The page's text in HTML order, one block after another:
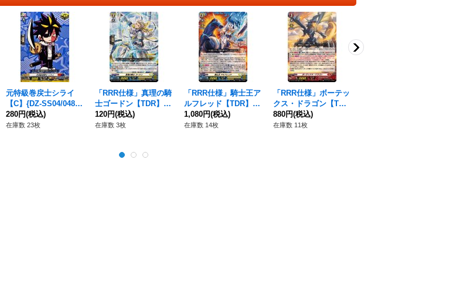
元特級巻戻士シライ
【C】{DZ-SS04/048}
《コロコロダークステ
イツ》
280円(税込)
在庫数 23枚
「RRR仕様」真理の騎
士ゴードン【TDR】{D
Z-SS14/007R}《ケテ
ルサンクチュアリ》
120円(税込)
在庫数 3枚
「RRR仕様」騎士王ア
ルフレッド【TDR】{D
Z-SS14/001R}《ケテ
ルサンクチュアリ》
1,080円(税込)
在庫数 14枚
「RRR仕様」ボーテッ
クス・ドラゴン【TD
R】{DZ-SS15/006R}
《ドラゴンエンパイ
880円(税込)
在庫数 11枚